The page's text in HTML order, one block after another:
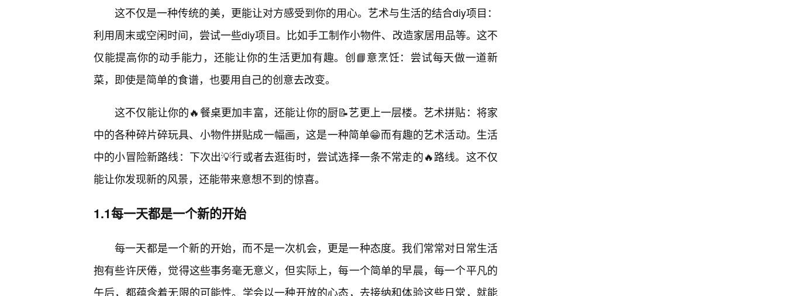
这不仅是一种传统的美，更能让对方感受到你的用心。艺术与生活的结合diy项目：
利用周末或空闲时间，尝试一些diy项目。比如手工制作小物件、改造家居用品等。这不
仅能提高你的动手能力，还能让你的生活更加有趣。创📘意烹饪：尝试每天做一道新
菜，即使是简单的食谱，也要用自己的创意去改变。
这不仅能让你的🔥餐桌更加丰富，还能让你的厨📝艺更上一层楼。艺术拼贴：将家
中的各种碎片碎玩具、小物件拼贴成一幅画，这是一种简单😁而有趣的艺术活动。生活
中的小冒险新路线：下次出💡行或者去逛街时，尝试选择一条不常走的🔥路线。这不仅
能让你发现新的风景，还能带来意想不到的惊喜。
1.1每一天都是一个新的开始
每一天都是一个新的开始，而不是一次机会，更是一种态度。我们常常对日常生活
抱有些许厌倦，觉得这些事务毫无意义，但实际上，每一个简单的早晨，每一个平凡的
午后，都蕴含着无限的可能性。学会以一种开放的心态，去接纳和体验这些日常，就能